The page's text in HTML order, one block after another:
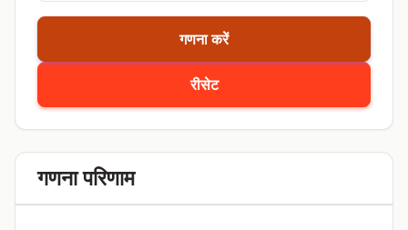
रीसेट
गणना करें
गणना परिणाम